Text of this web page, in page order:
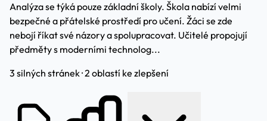
Analýza se týká pouze základní školy. Škola nabízí velmi
bezpečné a přátelské prostředí pro učení. Žáci se zde
nebojí říkat své názory a spolupracovat. Učitelé propojují
předměty s moderními technolog...
3 silných stránek · 2 oblastí ke zlepšení